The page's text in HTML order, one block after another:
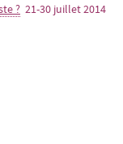
? 21-30 juillet 2014